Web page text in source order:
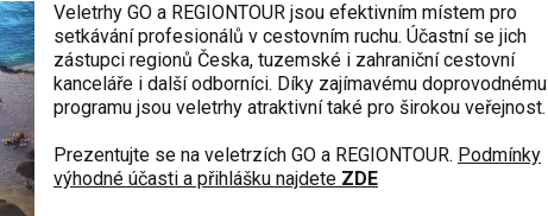
Veletrhy GO a REGIONTOUR jsou efektivním místem pro
setkávání profesionálů v cestovním ruchu. Účastní se jich
zástupci regionů Česka, tuzemské i zahraniční cestovní
kanceláře i další odborníci. Díky zajímavému doprovodnému
programu jsou veletrhy atraktivní také pro širokou veřejnost.
Prezentujte se na veletrzích GO a REGIONTOUR. Podmínky
výhodné účasti a přihlášku najdete ZDE